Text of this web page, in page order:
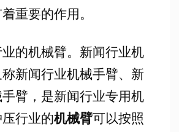
重要的作用。
的机械臂。新闻行业机
新闻行业机械手臂、新
臂，是新闻行业专用机
行业的机械臂可以按照